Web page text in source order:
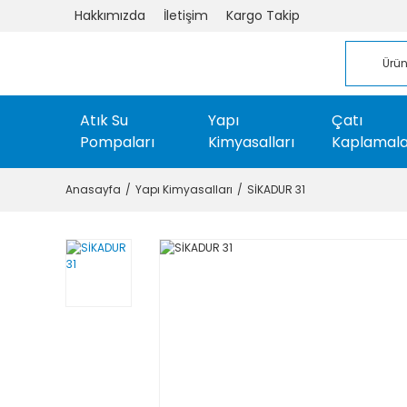
Hakkımızda İletişim Kargo Takip
Atık Su
Pompaları
Yapı
Kimyasalları
Çatı
Anasayfa Yapı Kimyasalları SİKADUR 31